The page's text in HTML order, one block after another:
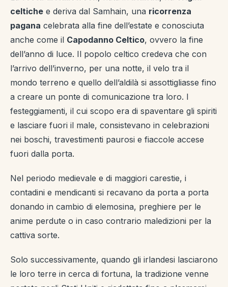
celtiche e deriva dal Samhain, una ricorrenza
pagana celebrata alla fine dell’estate e conosciuta
anche come il Capodanno Celtico, ovvero la fine
dell’anno di luce. Il popolo celtico credeva che con
l’arrivo dell’inverno, per una notte, il velo tra il
mondo terreno e quello dell’aldilà si assottigliasse fino
a creare un ponte di comunicazione tra loro. I
festeggiamenti, il cui scopo era di spaventare gli spiriti
e lasciare fuori il male, consistevano in celebrazioni
nei boschi, travestimenti paurosi e fiaccole accese
fuori dalla porta.
Nel periodo medievale e di maggiori carestie, i
contadini e mendicanti si recavano da porta a porta
donando in cambio di elemosina, preghiere per le
anime perdute o in caso contrario maledizioni per la
cattiva sorte.
Solo successivamente, quando gli irlandesi lasciarono
le loro terre in cerca di fortuna, la tradizione venne